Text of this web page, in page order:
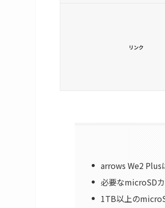
リンク
arrows We2
必要なmicroSD
1TB以上の